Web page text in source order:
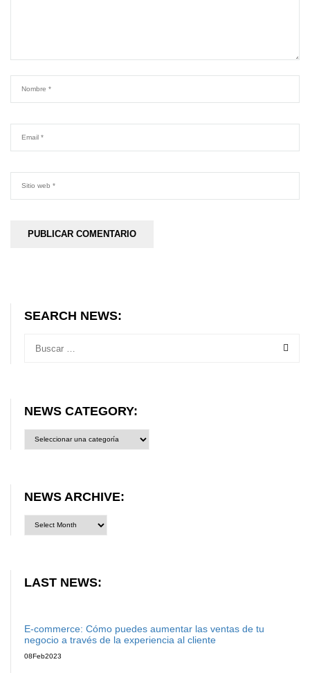
SEARCH NEWS:
NEWS CATEGORY:
category:
NEWS ARCHIVE:
LAST NEWS:
E-commerce: Cómo puedes aumentar las ventas de tu
negocio a través de la experiencia al cliente
08Feb2023